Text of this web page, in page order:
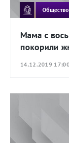
Общество
Мама с
покорили
14.12.2019